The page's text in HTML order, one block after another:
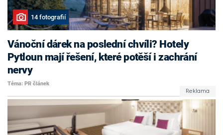
14 fotografií
Vánoční dárek na poslední chvíli? Hotely
Pytloun mají řešení, které potěší i zachrání
nervy
Téma: PR článek